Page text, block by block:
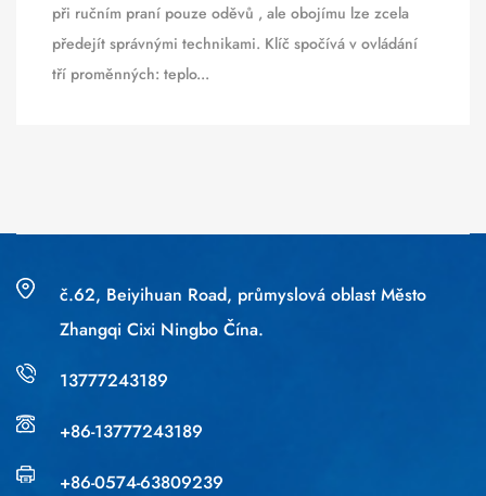
při ručním praní pouze oděvů , ale obojímu lze zcela
předejít správnými technikami. Klíč spočívá v ovládání
tří proměnných: teplo...
č.62, Beiyihuan Road, průmyslová oblast Město
Zhangqi Cixi Ningbo Čína.
13777243189
+86-13777243189
+86-0574-63809239